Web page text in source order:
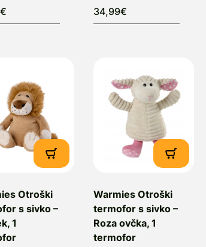
34,99€
Otroški
s sivko –
1
Warmies Otroški
termofor s sivko –
Roza ovčka, 1
termofor